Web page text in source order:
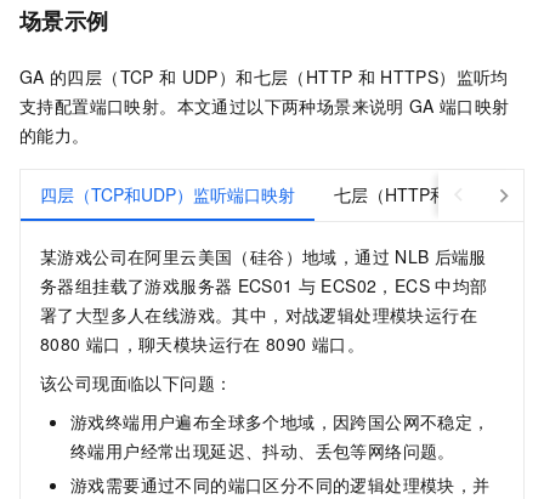
场景示例
GA 的四层（TCP 和 UDP）和七层（HTTP 和 HTTPS）监听均
支持配置端口映射。本文通过以下两种场景来说明 GA 端口映射
的能力。
四层（TCP和UDP）监听端口映射 七层（HTTP和HTTPS）监
某游戏公司在阿里云美国（硅谷）地域，通过 NLB 后端服
务器组挂载了游戏服务器 ECS01 与 ECS02，ECS 中均部
署了大型多人在线游戏。其中，对战逻辑处理模块运行在
8080 端口，聊天模块运行在 8090 端口。
该公司现面临以下问题：
游戏终端用户遍布全球多个地域，因跨国公网不稳定，
终端用户经常出现延迟、抖动、丢包等网络问题。
游戏需要通过不同的端口区分不同的逻辑处理模块，并